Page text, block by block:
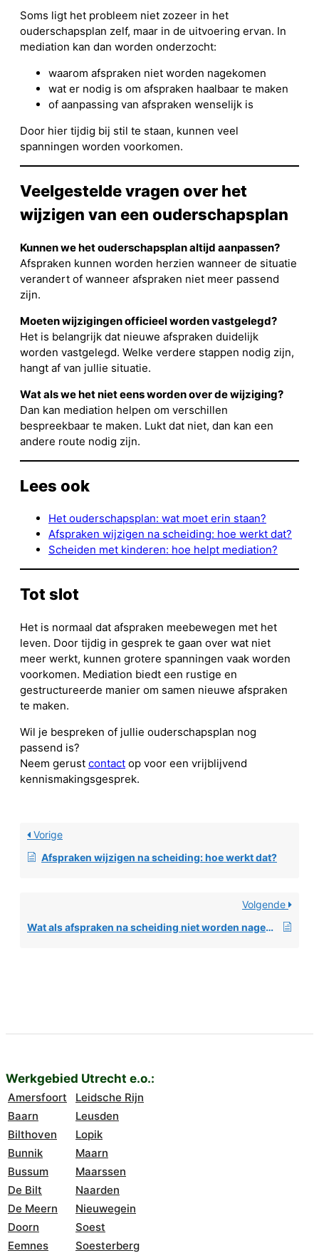
Soms ligt het probleem niet zozeer in het
ouderschapsplan zelf, maar in de uitvoering ervan. In
mediation kan dan worden onderzocht:
waarom afspraken niet worden nagekomen
wat er nodig is om afspraken haalbaar te maken
of aanpassing van afspraken wenselijk is
Door hier tijdig bij stil te staan, kunnen veel
spanningen worden voorkomen.
Veelgestelde vragen over het
wijzigen van een ouderschapsplan
Kunnen we het ouderschapsplan altijd aanpassen?
Afspraken kunnen worden herzien wanneer de situatie
verandert of wanneer afspraken niet meer passend
zijn.
Moeten wijzigingen officieel worden vastgelegd?
Het is belangrijk dat nieuwe afspraken duidelijk
worden vastgelegd. Welke verdere stappen nodig zijn,
hangt af van jullie situatie.
Wat als we het niet eens worden over de wijziging?
Dan kan mediation helpen om verschillen
bespreekbaar te maken. Lukt dat niet, dan kan een
andere route nodig zijn.
Lees ook
Het ouderschapsplan: wat moet erin staan?
Afspraken wijzigen na scheiding: hoe werkt dat?
Scheiden met kinderen: hoe helpt mediation?
Tot slot
Het is normaal dat afspraken meebewegen met het
leven. Door tijdig in gesprek te gaan over wat niet
meer werkt, kunnen grotere spanningen vaak worden
voorkomen. Mediation biedt een rustige en
gestructureerde manier om samen nieuwe afspraken
te maken.
Wil je bespreken of jullie ouderschapsplan nog
passend is?
Neem gerust contact op voor een vrijblijvend
kennismakingsgesprek.
Vorige
Afspraken wijzigen na scheiding: hoe werkt dat?
Volgende
Wat als afspraken na scheiding niet worden nagekomen?
Werkgebied Utrecht e.o.:
Amersfoort
Leidsche Rijn
Baarn
Leusden
Bilthoven
Lopik
Bunnik
Maarn
Bussum
Maarssen
De Bilt
Naarden
De Meern
Nieuwegein
Doorn
Soest
Eemnes
Soesterberg